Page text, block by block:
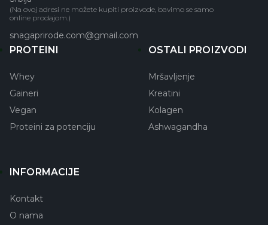
(Na ovoj adresi ne možete kupiti proizvode, bavimo se samo
online prodajom.)
snagaprirode.com@gmail.com
PROTEINI
Whey
Gaineri
Vegan
Proteini za potenciju
OSTALI PROIZVODI
Mršavljenje
Kreatini
Kolagen
Ashwagandha
INFORMACIJE
Kontakt
O nama